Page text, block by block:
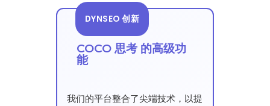
DYNSEO 创新
COCO 思考 的高级功
能
我们的平台整合了尖端技术，以提